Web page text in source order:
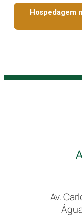
Hospedagem
Av.